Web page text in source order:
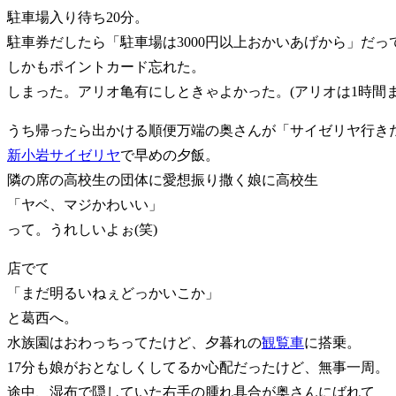
駐車場入り待ち20分。
駐車券だしたら「駐車場は3000円以上おかいあげから」だっ
しかもポイントカード忘れた。
しまった。アリオ亀有にしときゃよかった。(アリオは1時間
うち帰ったら出かける順便万端の奥さんが「サイゼリヤ行き
新小岩サイゼリヤで早めの夕飯。
隣の席の高校生の団体に愛想振り撒く娘に高校生
「ヤベ、マジかわいい」
って。うれしいよぉ(笑)
店でて
「まだ明るいねぇどっかいこか」
と葛西へ。
水族園はおわっちってたけど、夕暮れの観覧車に搭乗。
17分も娘がおとなしくしてるか心配だったけど、無事一周。
途中、湿布で隠していた右手の腫れ具合が奥さんにばれて